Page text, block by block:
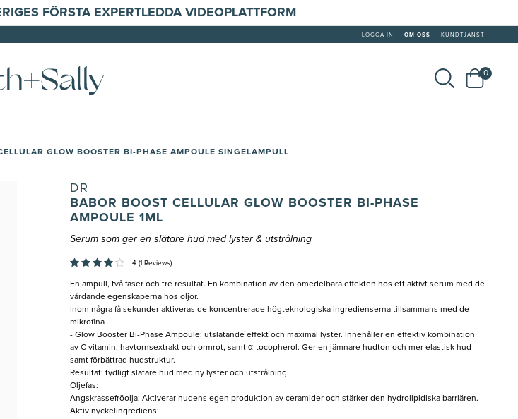
FÖRSTA EXPERTLEDDA VIDEOPLATTFORM
LOGGA IN OM OSS KUNDTJÄNST
0
GLOW BOOSTER BI-PHASE AMPOULE SINGELAMPULL
DR
BABOR BOOST CELLULAR GLOW BOOSTER BI-PHASE
AMPOULE 1ML
Serum som ger en slätare hud med lyster & utstrålning
4 (1 Reviews)
En ampull, två faser och tre resultat. En kombination av den omedelbara effekten hos ett aktivt serum med de
vårdande egenskaperna hos oljor.
Inom några få sekunder aktiveras de koncentrerade högteknologiska ingredienserna tillsammans med de
mikrofina
- Glow Booster Bi-Phase Ampoule: utslätande effekt och maximal lyster. Innehåller en effektiv kombination
av C vitamin, havtornsextrakt och ormrot, samt α-tocopherol. Ger en jämnare hudton och mer elastisk hud
samt förbättrad hudstruktur.
Resultat: tydligt slätare hud med ny lyster och utstrålning
Oljefas:
Ängskrassefröolja: Aktiverar hudens egen produktion av ceramider och stärker den hydrolipidiska barriären.
Aktiv nyckelingrediens: